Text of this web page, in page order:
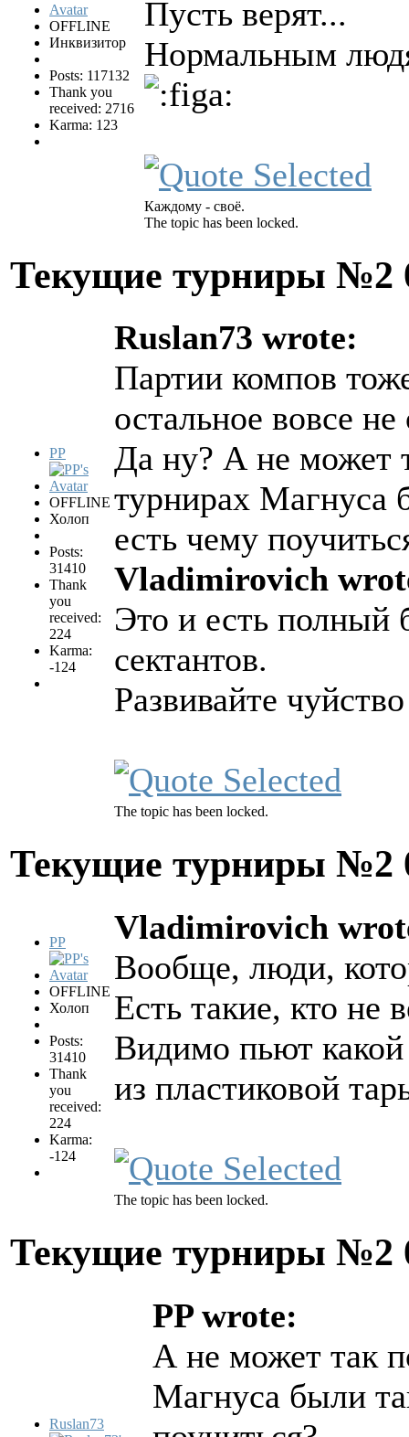
OFFLINE
Инквизитор
Posts: 117132
Thank you
received: 2716
Karma: 123
Пусть верят...
Нормальным
Каждому - своё.
The topic has been locked.
Текущие турниры №2
PP
OFFLINE
Холоп
Posts:
31410
Thank
you
received:
224
Karma:
-124
Ruslan73 wrote:
Партии компов
остальное вовсе не
Да ну? А не может
турнирах Магнуса
есть чему
Vladimirovich
Это и есть полный
сектантов.
Развивайте
The topic has been locked.
Текущие турниры №2
PP
OFFLINE
Холоп
Posts:
31410
Thank
you
received:
224
Karma:
-124
Vladimirovich
Вообще, люди,
Есть такие, кто не
Видимо пьют
из пластиковой
The topic has been locked.
Текущие турниры №2
Ruslan73
PP wrote:
А не может так
Магнуса были